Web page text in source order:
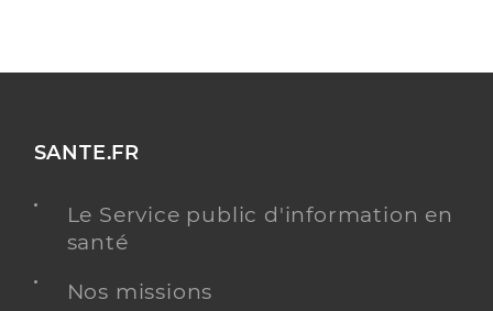
SANTE.FR
Le Service public d'information en
santé
Nos missions